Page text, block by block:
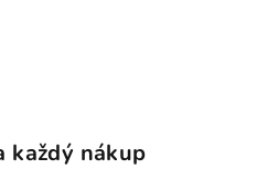
každý nákup